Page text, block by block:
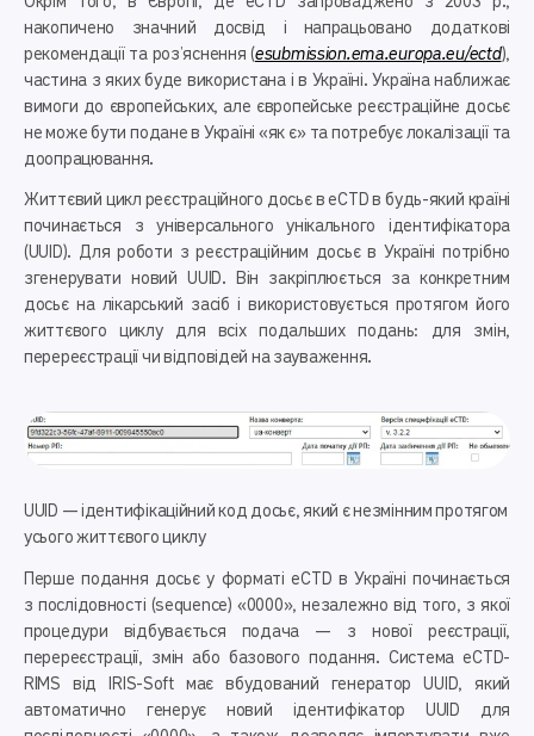
накопичено значний досвід і напрацьовано додаткові
рекомендації та роз’яснення (esubmission.ema.europa.eu/ectd),
частина з яких буде використана і в Україні. Україна наближає
вимоги до європейських, але європейське реєстраційне досьє
не може бути подане в Україні «як є» та потребує локалізації та
доопрацювання.
Життєвий цикл реєстраційного досьє в eCTD в будь-який країні
починається з універсального унікального ідентифікатора
(UUID). Для роботи з реєстраційним досьє в Україні потрібно
згенерувати новий UUID. Він закріплюється за конкретним
досьє на лікарський засіб і використовується протягом його
життєвого циклу для всіх подальших подань: для змін,
перереєстрації чи відповідей на зауваження.
UUID — ідентифікаційний код досьє, який є незмінним протягом
усього життєвого циклу
Перше подання досьє у форматі eCTD в Україні починається
з послідовності (sequence) «0000», незалежно від того, з якої
процедури відбувається подача — з нової реєстрації,
перереєстрації, змін або базового подання. Система eCTD-
RIMS від IRIS-Soft має вбудований генератор UUID, який
автоматично генерує новий ідентифікатор UUID для